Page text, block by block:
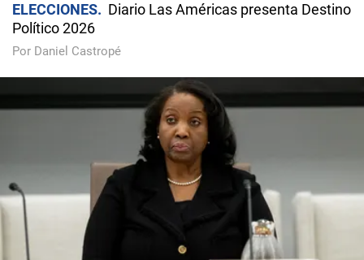
ELECCIONES
Diario Las Américas presenta Destino
Político 2026
Por Daniel Castropé